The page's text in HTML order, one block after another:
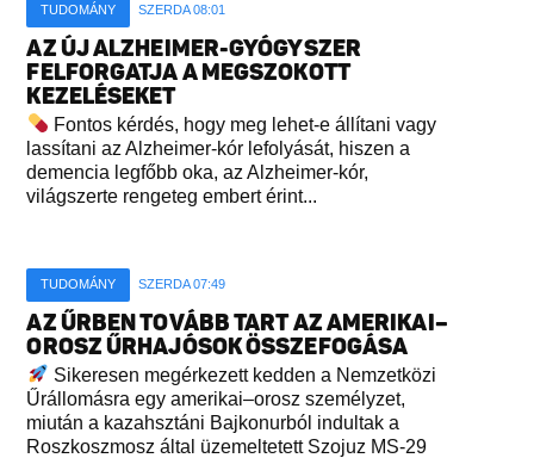
TUDOMÁNY SZERDA 08:01
AZ ÚJ ALZHEIMER-GYÓGYSZER
FELFORGATJA A MEGSZOKOTT
KEZELÉSEKET
Fontos kérdés, hogy meg lehet-e állítani vagy
lassítani az Alzheimer-kór lefolyását, hiszen a
demencia legfőbb oka, az Alzheimer-kór,
világszerte rengeteg embert érint...
TUDOMÁNY SZERDA 07:49
AZ ŰRBEN TOVÁBB TART AZ AMERIKAI–
OROSZ ŰRHAJÓSOK ÖSSZEFOGÁSA
Sikeresen megérkezett kedden a Nemzetközi
Űrállomásra egy amerikai–orosz személyzet,
miután a kazahsztáni Bajkonurból indultak a
Roszkoszmosz által üzemeltetett Szojuz MS-29